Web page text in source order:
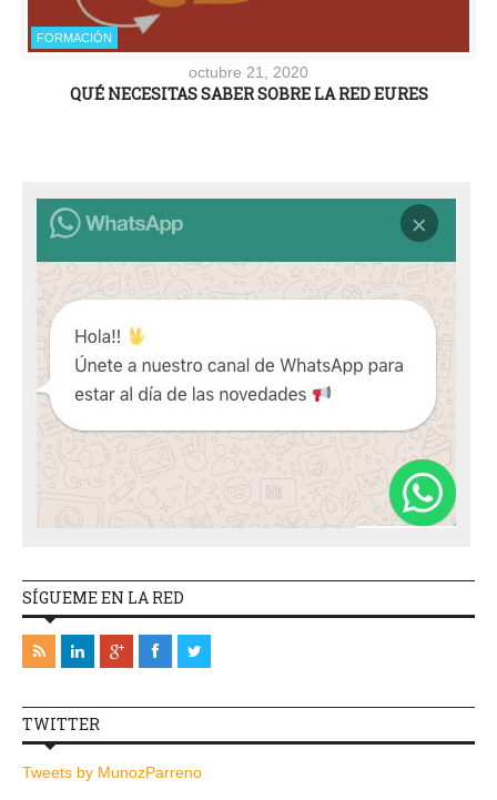
FORMACIÓN
octubre 21, 2020
QUÉ NECESITAS SABER SOBRE LA RED EURES
SÍGUEME EN LA RED
TWITTER
Tweets by MunozParreno